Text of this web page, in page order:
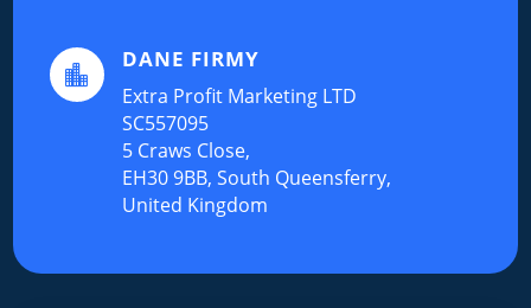

DANE FIRMY
Extra Profit Marketing LTD
SC557095
5 Craws Close,
EH30 9BB, South Queensferry,
United Kingdom